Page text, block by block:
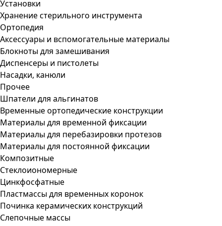
Установки
Хранение стерильного инструмента
Ортопедия
Аксессуары и вспомогательные материалы
Блокноты для замешивания
Диспенсеры и пистолеты
Насадки, канюли
Прочее
Шпатели для альгинатов
Временные ортопедические конструкции
Материалы для временной фиксации
Материалы для перебазировки протезов
Материалы для постоянной фиксации
Композитные
Стеклоиономерные
Цинкфосфатные
Пластмассы для временных коронок
Починка керамических конструкций
Слепочные массы